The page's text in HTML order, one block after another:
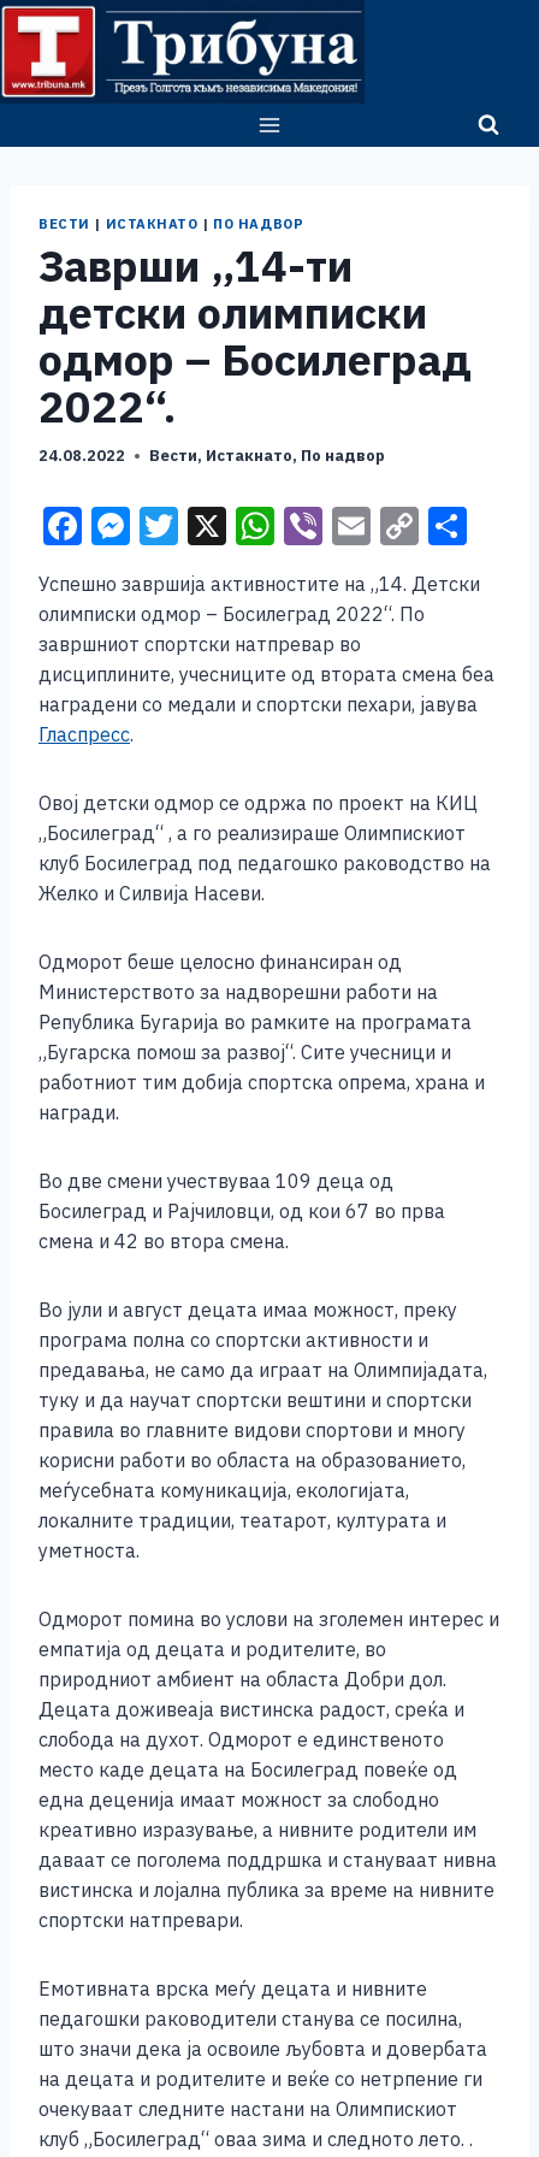
Skip
content
ВЕСТИ | ИСТАКНАТО | ПО НАДВОР
Заврши „14-ти
детски олимписки
одмор – Босилеград
2022“.
24.08.2022 Вести, Истакнато, По надвор
F
c
e
b
o
o
k
M
ss
e
n
g
er
T
wi
tt
er
X W
at
s
A
p
Vi
er
E
m
ai
C
o
p
Li
n
ar
Успешно завршија активностите на „14. Детски
олимписки одмор – Босилеград 2022“. По
завршниот спортски натпревар во
дисциплините, учесниците од втората смена беа
наградени со медали и спортски пехари, јавува
Гласпресс.
Овој детски одмор се одржа по проект на КИЦ
„Босилеград“ , а го реализираше Олимпискиот
клуб Босилеград под педагошко раководство на
Желко и Силвија Насеви.
Одморот беше целосно финансиран од
Министерството за надворешни работи на
Република Бугарија во рамките на програмата
„Бугарска помош за развој“. Сите учесници и
работниот тим добија спортска опрема, храна и
награди.
Во две смени учествуваа 109 деца од
Босилеград и Рајчиловци, од кои 67 во прва
смена и 42 во втора смена.
Во јули и август децата имаа можност, преку
програма полна со спортски активности и
предавања, не само да играат на Олимпијадата,
туку и да научат спортски вештини и спортски
правила во главните видови спортови и многу
корисни работи во областа на образованието,
меѓусебната комуникација, екологијата,
локалните традиции, театарот, културата и
уметноста.
Одморот помина во услови на зголемен интерес и
емпатија од децата и родителите, во
природниот амбиент на областа Добри дол.
Децата доживеаја вистинска радост, среќа и
слобода на духот. Одморот е единственото
место каде децата на Босилеград повеќе од
една деценија имаат можност за слободно
креативно изразување, а нивните родители им
даваат се поголема поддршка и стануваат нивна
вистинска и лојална публика за време на нивните
спортски натпревари.
Емотивната врска меѓу децата и нивните
педагошки раководители станува се посилна,
што значи дека ја освоиле љубовта и довербата
на децата и родителите и веќе со нетрпение ги
очекуваат следните настани на Олимпискиот
клуб „Босилеград“ оваа зима и следното лето. .